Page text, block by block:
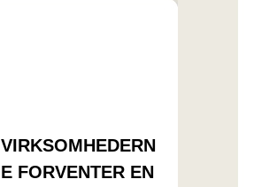
VIRKSOMHEDERN
E FORVENTER EN